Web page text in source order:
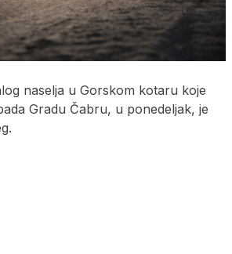
naselja u Gorskom kotaru koje
Gradu Čabru, u ponedeljak, je